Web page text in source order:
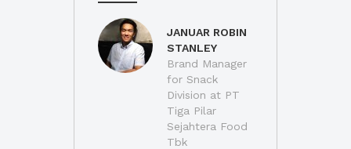
JANUAR ROBIN
STANLEY
Brand Manager
for Snack
Division at PT
Tiga Pilar
Sejahtera Food
Tbk